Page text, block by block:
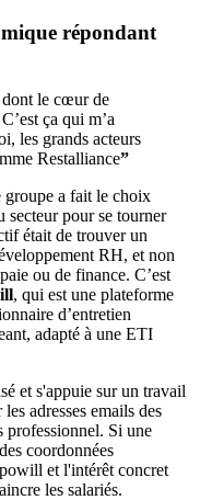
répondant
dont le cœur de
ça qui m’a
les grands acteurs
Restalliance”
groupe a fait le choix
secteur pour se tourner
était de trouver un
RH, et non
ou de finance. C’est
, qui est une plateforme
d’entretien
adapté à une ETI
et s'appuie sur un travail
adresses emails des
professionnel. Si une
coordonnées
et l'intérêt concret
les salariés.